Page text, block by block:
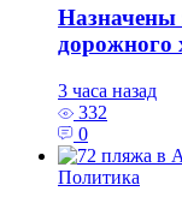
Назначены
дорожного
3 часа назад
332
0
Политика